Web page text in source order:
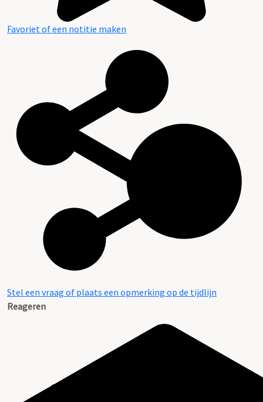
Favoriet of een notitie maken
Stel een vraag of plaats een opmerking op de tijdlijn
Reageren